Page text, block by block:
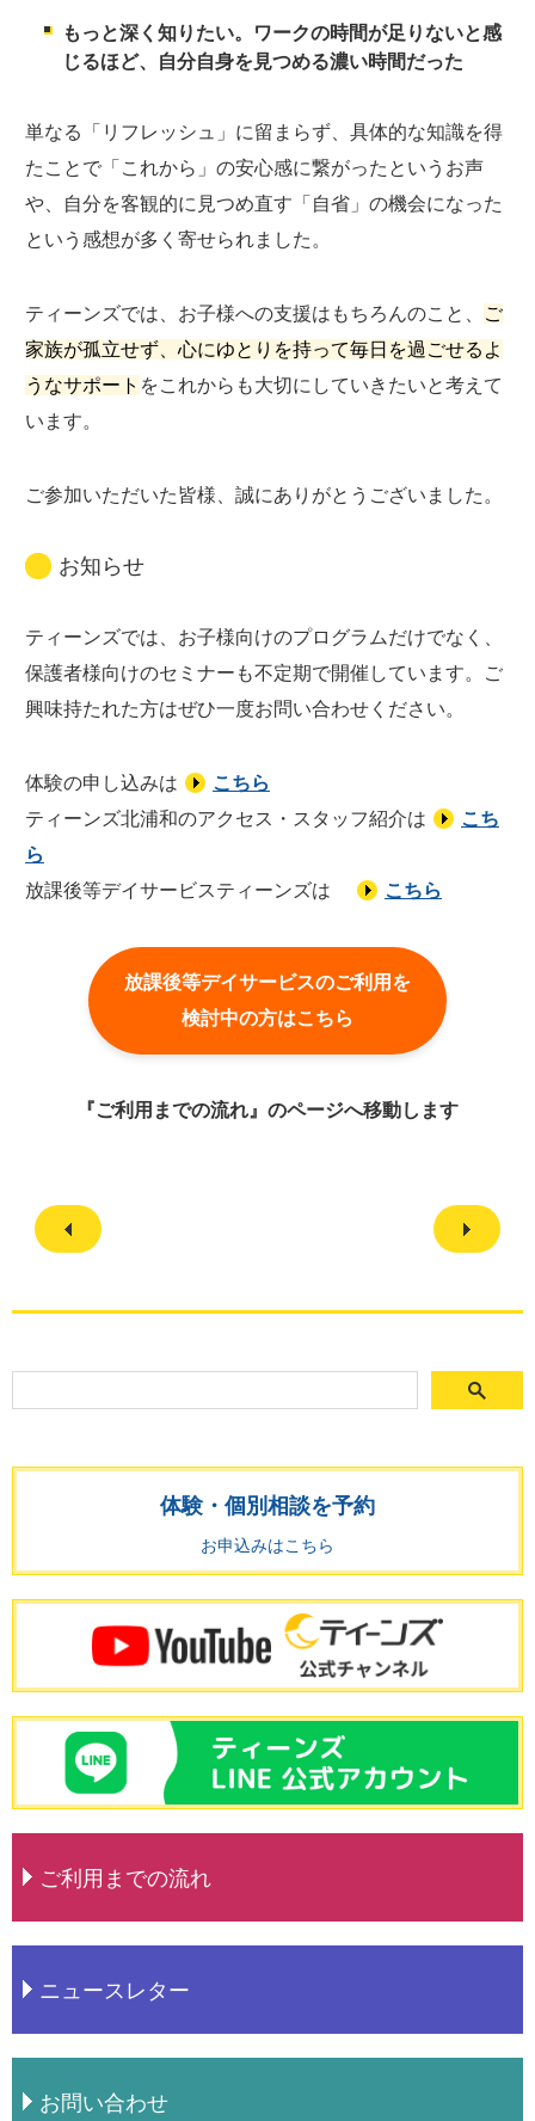
もっと深く知りたい。ワークの時間が足りないと感
じるほど、自分自身を見つめる濃い時間だった
単なる「リフレッシュ」に留まらず、具体的な知識を得
たことで「これから」の安心感に繋がったというお声
や、自分を客観的に見つめ直す「自省」の機会になった
という感想が多く寄せられました。
ティーンズでは、お子様への支援はもちろんのこと、
ご
家族が孤立せず、心にゆとりを持って毎日を過ごせるよ
うなサポート をこれからも大切にしていきたいと考えて
います。
ご参加いただいた皆様、誠にありがとうございました。
お知らせ
ティーンズでは、お子様向けのプログラムだけでなく、
保護者様向けのセミナーも不定期で開催しています。ご
興味持たれた方はぜひ一度お問い合わせください。
体験の申し込みは
こちら
ティーンズ北浦和のアクセス・スタッフ紹介は
こち
ら
放課後等デイサービスティーンズは
こちら
放課後等デイサービスのご利用を
検討中の方はこちら
『ご利用までの流れ』のページへ移動します
体験・個別相談を予約
お申込みはこちら
ご利用までの流れ
ニュースレター
お問い合わせ